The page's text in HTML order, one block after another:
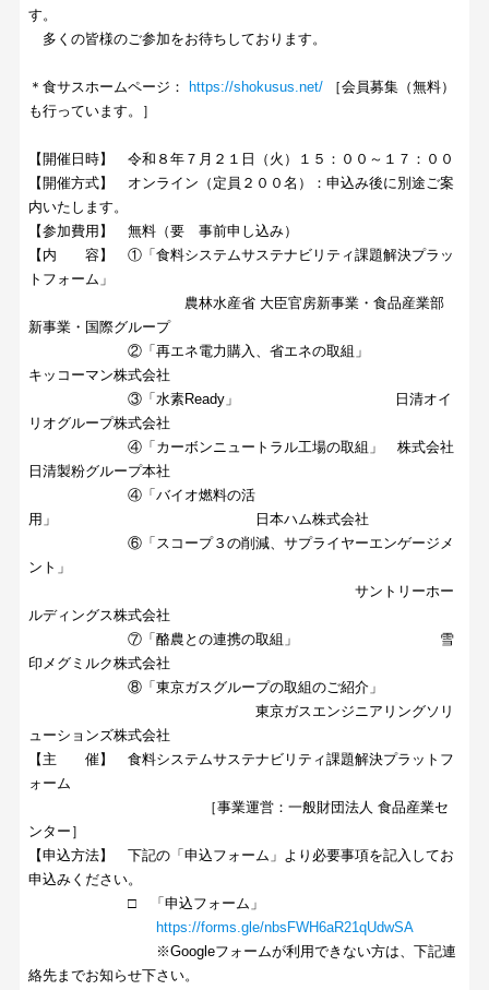
す。
多くの皆様のご参加をお待ちしております。
＊食サスホームページ： https://shokusus.net/ ［会員募集（無料）
も行っています。］
【開催日時】 令和８年７月２１日（火）１５：００～１７：００
【開催方式】 オンライン（定員２００名）：申込み後に別途ご案
内いたします。
【参加費用】 無料（要 事前申し込み）
【内 容】 ①「食料システムサステナビリティ課題解決プラッ
トフォーム」
農林水産省 大臣官房新事業・食品産業部
新事業・国際グループ
②「再エネ電力購入、省エネの取組」
キッコーマン株式会社
③「水素Ready」 日清オイ
リオグループ株式会社
④「カーボンニュートラル工場の取組」 株式会社
日清製粉グループ本社
④「バイオ燃料の活
用」 日本ハム株式会社
⑥「スコープ３の削減、サプライヤーエンゲージメ
ント」
サントリーホー
ルディングス株式会社
⑦「酪農との連携の取組」 雪
印メグミルク株式会社
⑧「東京ガスグループの取組のご紹介」
東京ガスエンジニアリングソリ
ューションズ株式会社
【主 催】 食料システムサステナビリティ課題解決プラットフ
ォーム
［事業運営：一般財団法人 食品産業セ
ンター］
【申込方法】 下記の「申込フォーム」より必要事項を記入してお
申込みください。
□ 「申込フォーム」
https://forms.gle/nbsFWH6aR21qUdwSA
※Googleフォームが利用できない方は、下記連
絡先までお知らせ下さい。